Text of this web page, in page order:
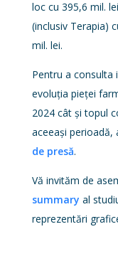
loc cu 395,6 mil.
(inclusiv Terapia)
mil. lei.
Pentru a consulta
evoluția pieței
2024 cât și topul
aceeași perioadă,
de presă.
Vă invităm de
summary al
reprezentări